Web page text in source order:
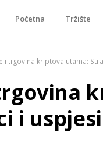
Početna Tržište
i trgovina kriptovalutama:
i